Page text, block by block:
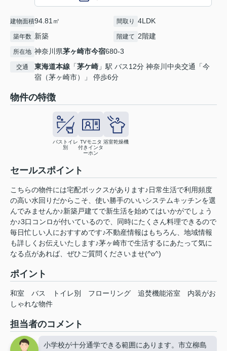
建物面積94.81㎡ 間取り 4LDK
築年数 新築 階建て 2階建
所在地 神奈川県茅ヶ崎市今宿680-3
交通 東海道本線 「茅ケ崎 」駅 バス12分 神奈川中央交通「今
宿（茅ヶ崎市）」 停歩6分
物件の特徴
バストイレ
別
TVモニタ
付きインタ
ーホン
浴室乾燥機
セールスポイント
こちらの物件には宅配ボックスがあります♪日常生活で利用頻度
の高い水回りだからこそ、使い勝手のいいシステムキッチンを選
んでみませんか♪新築戸建てで新生活を始めてはいかがでしょう
か♪3口コンロが付いているので、同時にたくさん料理できるので
毎日忙しい人におすすめです♪不動産情報はもちろん、地域情報
も詳しくお伝えいたします♪茅ヶ崎市で生活するにあたって気に
なる点があれば、ぜひご質問くださいませ(^o^)
ポイント
和室 バス トイレ別 フローリング 追焚機能浴室
内装がお
しゃれな物件
担当者のコメント
小学校が十分通学できる範囲にあります。市立柳島